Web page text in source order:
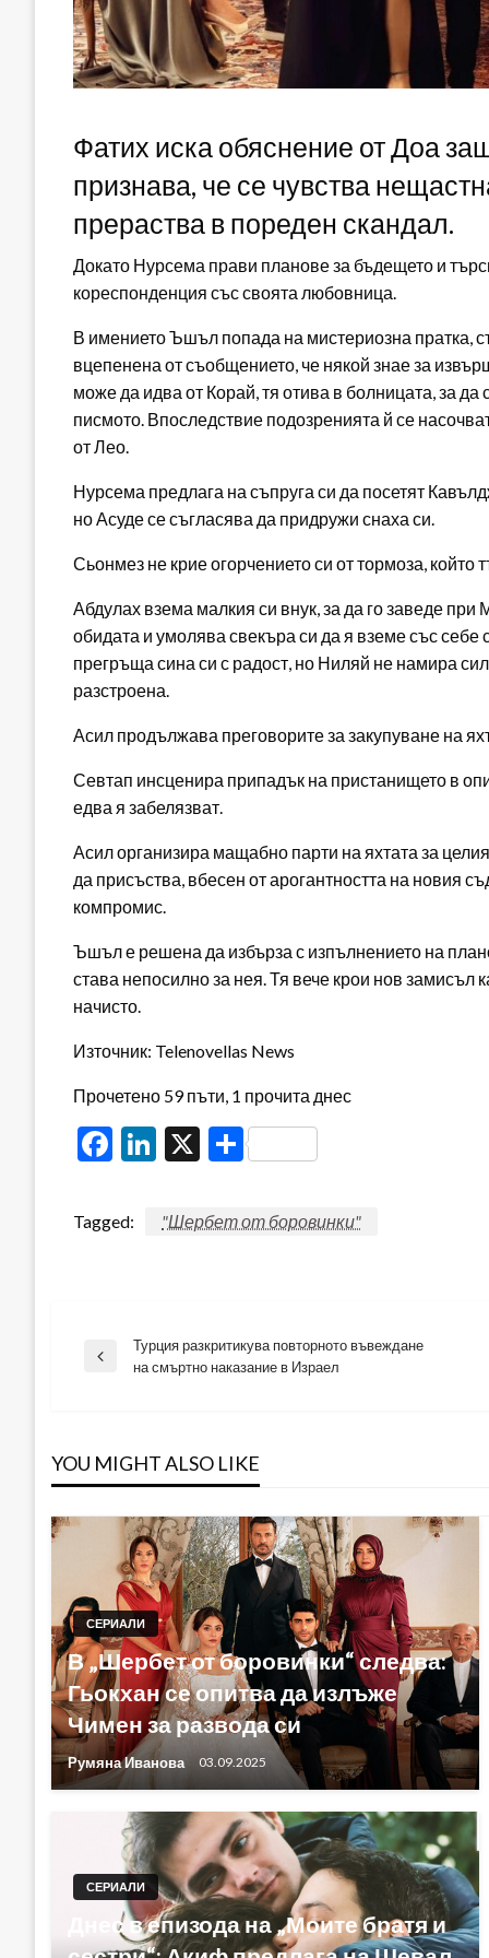
Фатих иска обяснение от Доа
признава, че се чувства
прераства в пореден скандал.
Докато Нурсема прави планове за бъдещето и
кореспонденция със своята любовница.
В имението Ъшъл попада на мистериозна пратка,
вцепенена от съобщението, че някой знае за
може да идва от Корай, тя отива в болницата, за да
писмото. Впоследствие подозренията й се
от Лео.
Нурсема предлага на съпруга си да посетят
но Асуде се съгласява да придружи снаха си.
Сьонмез не крие огорчението си от тормоза, който
Абдулах взема малкия си внук, за да го заведе
обидата и умолява свекъра си да я вземе със
прегръща сина си с радост, но Ниляй не намира
разстроена.
Асил продължава преговорите за закупуване на
Севтап инсценира припадък на пристанището в
едва я забелязват.
Асил организира мащабно парти на яхтата за
да присъства, вбесен от арогантността на новия
компромис.
Ъшъл е решена да избърза с изпълнението на
става непосилно за нея. Тя вече крои нов замисъл
начисто.
Източник: Telenovellas News
Прочетено 59 пъти, 1 прочита днес
Facebook
LinkedIn
X Share
Tagged: "Шербет от боровинки"
Навигация
Previous
Турция разкритикува повторното въвеждане
на смъртно наказание в Израел
YOU MIGHT ALSO LIKE
СЕРИАЛИ
В „Шербет от боровинки“ следва:
Гьокхан се опитва да излъже
Чимен за развода си
Румяна Иванова 03.09.2025
СЕРИАЛИ
Днес в епизода на „Моите братя и